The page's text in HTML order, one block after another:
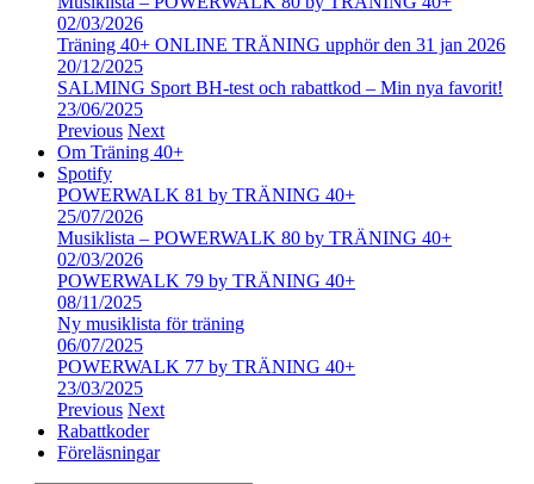
02/03/2026
Träning 40+ ONLINE TRÄNING upphör den 31 jan 2026
20/12/2025
SALMING Sport BH-test och rabattkod – Min nya favorit!
23/06/2025
Previous Next
Om Träning 40+
Spotify
POWERWALK 81 by TRÄNING 40+
25/07/2026
Musiklista – POWERWALK 80 by TRÄNING 40+
02/03/2026
POWERWALK 79 by TRÄNING 40+
08/11/2025
Ny musiklista för träning
06/07/2025
POWERWALK 77 by TRÄNING 40+
23/03/2025
Previous Next
Rabattkoder
Föreläsningar